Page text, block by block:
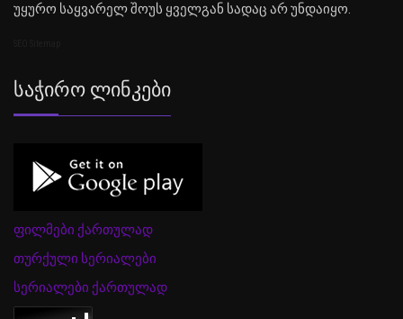
უყურო საყვარელ შოუს ყველგან სადაც არ უნდაიყო.
Საჭირო Ლინკები
ფილმები ქართულად
თურქული სერიალები
სერიალები ქართულად